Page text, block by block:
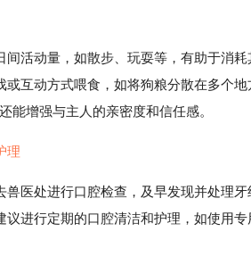
活动量，如散步、玩耍等，有助于消
或互动方式喂食，如将狗粮分散在多个
能增强与主人的亲密度和信任感。
理
医处进行口腔检查，及早发现并处理牙
进行定期的口腔清洁和护理，如使用专